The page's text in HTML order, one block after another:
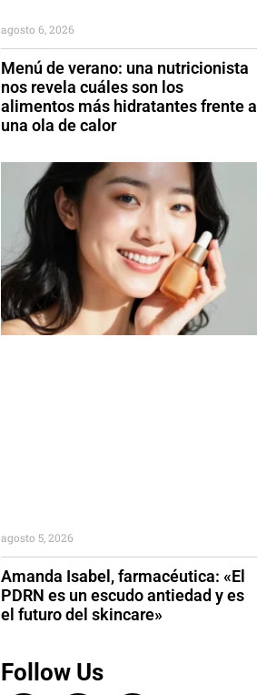
Menú de verano: una nutricionista
nos revela cuáles son los
alimentos más hidratantes frente a
una ola de calor
agosto 6, 2026
Amanda Isabel, farmacéutica: «El
PDRN es un escudo antiedad y es
el futuro del skincare»
agosto 5, 2026
Follow Us